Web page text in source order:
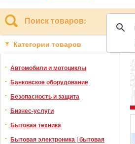
Поиск товаров:
Категории товаров
Автомобили и мотоциклы
Банковское оборудование
Безопасность и защита
Бизнес-услуги
Бытовая техника
Бытовая электроника | бытовая